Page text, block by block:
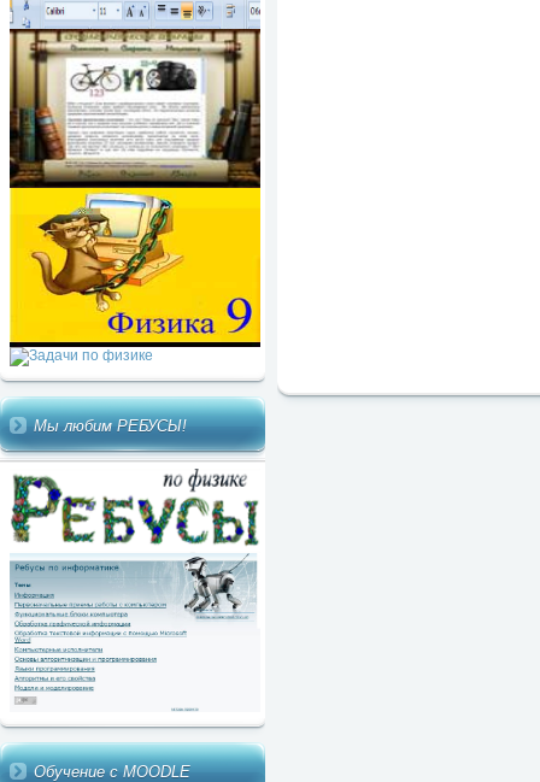
Мы любим РЕБУСЫ!
Обучение с MOODLE